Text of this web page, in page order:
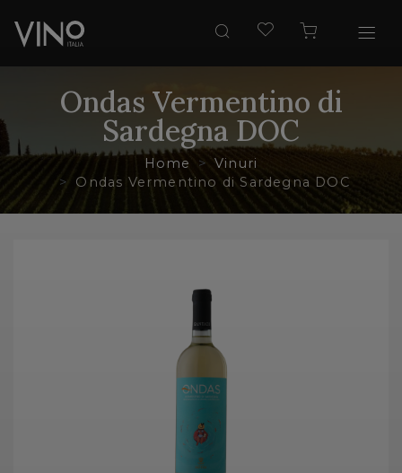
Ondas Vermentino di
Sardegna DOC
Home
Vinuri
Ondas Vermentino di Sardegna DOC